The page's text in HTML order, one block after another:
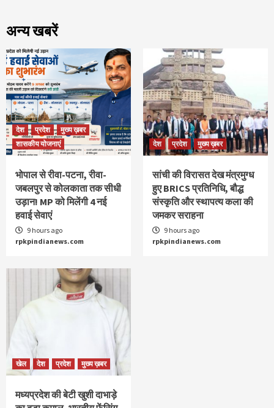
अन्य खबरें
देश प्रदेश
मुख्य ख़बर
शासकीय योजनाएं
भोपाल से रीवा-पटना, रीवा-
जबलपुर से कोलकाता तक सीधी
उड़ान! MP को मिलेंगी 4 नई
हवाई सेवाएं
9 hours ago
rpkpindianews.com
देश प्रदेश मुख्य ख़बर
सांची की विरासत देख मंत्रमुग्ध
हुए BRICS प्रतिनिधि, बौद्ध
संस्कृति और स्थापत्य कला की
जमकर सराहना
9 hours ago
rpkpindianews.com
खेल देश प्रदेश मुख्य ख़बर
मध्यप्रदेश की बेटी खुशी दाभाड़े